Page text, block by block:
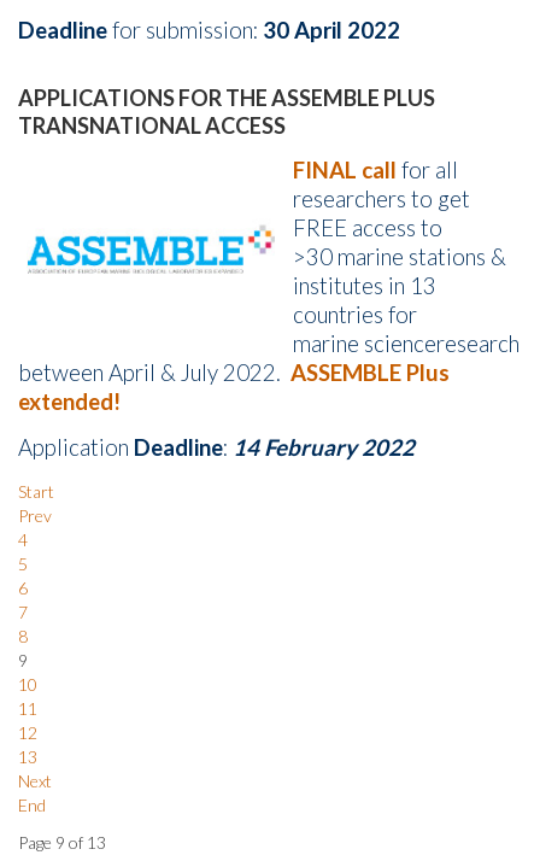
Deadlinefor submission: 30 April 2022
APPLICATIONS FOR THE ASSEMBLE PLUS
TRANSNATIONAL ACCESS
FINAL call for all
researchers to get
FREE access to
>30 marine stations &
institutes in 13
countries for
marine scienceresearch
between April & July 2022. ASSEMBLE Plus
extended!
Application Deadline: 14 February 2022
Start
Prev
4
5
6
7
8
9
10
11
12
13
Next
End
Page 9 of 13